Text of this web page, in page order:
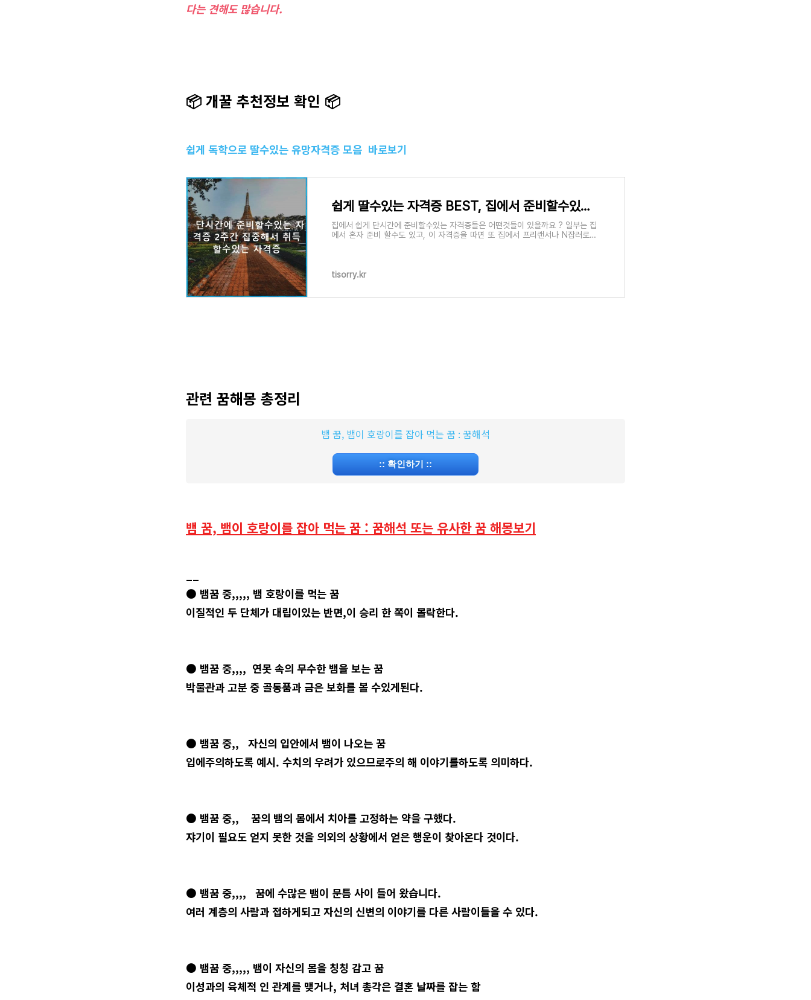
다는 견해도 많습니다.
📦 개꿀 추천정보 확인 📦
쉽게 독학으로 딸수있는 유망자격증 모음 바로보기
쉽게 딸수있는 자격증 BEST, 집에서 준비할수있는 자격증
집에서 쉽게 단시간에 준비할수있는 자격증들은 어떤것들이 있을까요 ? 일부는 집
에서 혼자 준비 할수도 있고, 이 자격증을 따면 또 집에서 프리랜서나 N잡러로도
tisorry.kr
관련 꿈해몽 총정리
뱀 꿈, 뱀이 호랑이를 잡아 먹는 꿈 : 꿈해석
:: 확인하기 ::
뱀 꿈, 뱀이 호랑이를 잡아 먹는 꿈 : 꿈해석 또는 유사한 꿈 해몽보기
● 뱀꿈 중,,,,, 뱀 호랑이를 먹는 꿈
이질적인 두 단체가 대립이있는 반면,이 승리 한 쪽이 몰락한다.
● 뱀꿈 중,,,, 연못 속의 무수한 뱀을 보는 꿈
박물관과 고분 중 골동품과 금은 보화를 볼 수있게된다.
● 뱀꿈 중,, 자신의 입안에서 뱀이 나오는 꿈
입에주의하도록 예시. 수치의 우려가 있으므로주의 해 이야기를하도록 의미하다.
● 뱀꿈 중,, 꿈의 뱀의 몸에서 치아를 고정하는 약을 구했다.
쟈기이 필요도 얻지 못한 것을 의외의 상황에서 얻은 행운이 찾아온다 것이다.
● 뱀꿈 중,,,, 꿈에 수많은 뱀이 문틈 사이 들어 왔습니다.
여러 계층의 사람과 접하게되고 자신의 신변의 이야기를 다른 사람이들을 수 있다.
● 뱀꿈 중,,,,, 뱀이 자신의 몸을 칭칭 감고 꿈
이성과의 육체적 인 관계를 맺거나, 처녀 총각은 결혼 날짜를 잡는 함